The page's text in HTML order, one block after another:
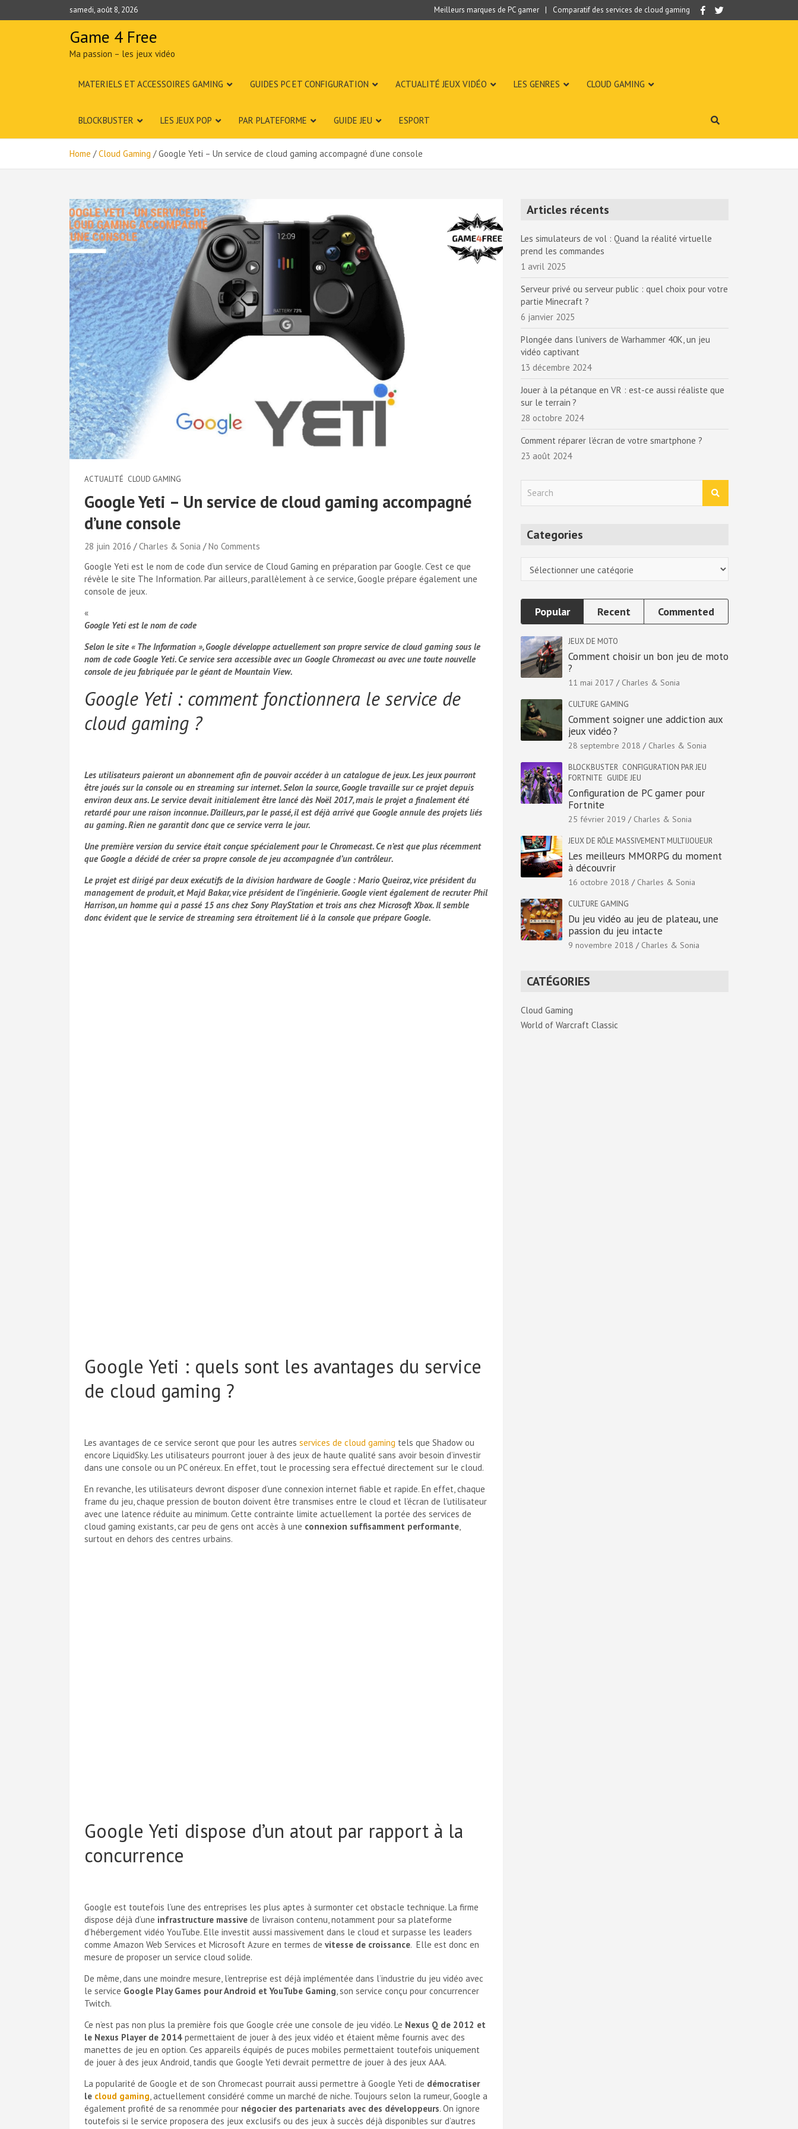
to
samedi, août 8, 2026 Meilleurs marques de PC gamer Comparatif des services de cloud gaming
Game 4 Free
Ma passion – les jeux vidéo
MATERIELS ET ACCESSOIRES GAMING GUIDES PC ET CONFIGURATION ACTUALITÉ JEUX VIDÉO LES GENRES CLOUD GAMING
BLOCKBUSTER LES JEUX POP PAR PLATEFORME GUIDE JEU ESPORT
Home Cloud Gaming Google Yeti – Un service de cloud gaming accompagné d’une console
ACTUALITÉ CLOUD GAMING
Google Yeti – Un service de cloud gaming accompagné
d’une console
28 juin 2016 Charles & Sonia
No Comments
Google Yeti est le nom de code d’un service de Cloud Gaming en préparation par Google. C’est ce que
révèle le site The Information. Par ailleurs, parallèlement à ce service, Google prépare également une
console de jeux.
«
Google Yeti est le nom de code
Selon le site « The Information », Google développe actuellement son propre service de cloud gaming sous le
nom de code Google Yeti. Ce service sera accessible avec un Google Chromecastou avec une toute nouvelle
console de jeu fabriquée par le géant de Mountain View.
Google Yeti : comment fonctionnera le service de
cloud gaming ?
Les utilisateurs paieront un abonnement afin de pouvoir accéder à un catalogue de jeux. Les jeux pourront
être joués sur la console ou en streaming sur internet. Selon la source, Google travaille sur ce projet depuis
environ deux ans. Le service devaitinitialement être lancé dès Noël 2017, mais le projet a finalement été
retardé pour une raison inconnue. D’ailleurs, par le passé, il est déjà arrivé que Google annule des projets liés
au gaming. Rien ne garantit donc que ce service verra le jour.
Une première version du service était conçue spécialement pour le Chromecast. Ce n’est que plus récemment
que Google a décidé de créer sa propre console de jeu accompagnée d’un contrôleur.
Le projet est dirigé pardeux exécutifs de la division hardware de Google : Mario Queiroz, vice président du
management de produit, et Majd Bakar, vice président de l’ingénierie. Google vient également de recruter Phil
Harrison, un homme qui a passé 15 ans chez Sony PlayStation et trois ans chez Microsoft Xbox. Il semble
donc évident que le service de streaming sera étroitement lié à la console que prépare Google.
Google Yeti : quels sont les avantages du service
de cloud gaming ?
Les avantages de ce service seront que pour les autres services de cloud gaming tels que Shadow ou
encore LiquidSky. Les utilisateurs pourront jouer à des jeux de haute qualité sans avoir besoin d’investir
dans une console ou un PC onéreux. En effet, tout le processing sera effectué directement sur le cloud.
En revanche, les utilisateurs devront disposer d’une connexion internet fiable et rapide. En effet, chaque
frame du jeu, chaque pression de bouton doivent être transmises entre le cloud et l’écran de l’utilisateur
avec une latence réduite au minimum. Cette contrainte limite actuellement la portée des services de
cloud gaming existants, car peu de gens ont accès à une connexion suffisamment performante,
surtout en dehors des centres urbains.
Google Yeti dispose d’un atout par rapport à la
concurrence
Google est toutefois l’une des entreprises les plus aptes à surmonter cet obstacle technique. La firme
dispose déjà d’une infrastructure massive de livraison contenu, notamment pour sa plateforme
d’hébergement vidéo YouTube. Elle investit aussi massivement dans le cloud et surpasse les leaders
comme Amazon Web Services et Microsoft Azure en termes de vitesse de croissance. Elle est donc en
mesure de proposer un service cloud solide.
De même, dans une moindre mesure, l’entreprise est déjà implémentée dans l’industrie du jeu vidéo avec
le service Google Play Games pour Android et YouTube Gaming, son service conçu pour concurrencer
Twitch.
Ce n’est pas non plus la première fois que Google crée une console de jeu vidéo. Le Nexus Q de 2012 et
le Nexus Player de 2014 permettaient de jouer à des jeux vidéo et étaient même fournis avec des
manettes de jeu en option. Ces appareils équipés de puces mobiles permettaient toutefois uniquement
de jouer à des jeux Android, tandis que Google Yeti devrait permettre de jouer à des jeux AAA.
La popularité de Google et de son Chromecast pourrait aussi permettre à Google Yeti de démocratiser
le cloud gaming, actuellement considéré comme un marché de niche. Toujours selon la rumeur, Google a
également profité de sa renommée pour négocier des partenariats avec des développeurs. On ignore
toutefois si le service proposera des jeux exclusifs ou des jeux à succès déjà disponibles sur d’autres
Articles récents
Les simulateurs de vol : Quand la réalité virtuelle
prend les commandes
1 avril 2025
Serveur privé ou serveur public : quel choix pour votre
partie Minecraft ?
6 janvier 2025
Plongée dans l’univers de Warhammer 40K, un jeu
vidéo captivant
13 décembre 2024
Jouer à la pétanque en VR : est-ce aussi réaliste que
sur le terrain ?
28 octobre 2024
Comment réparer l’écran de votre smartphone ?
23 août 2024
Categories
Popular Recent Commented
JEUX DE MOTO
Comment choisir un bon jeu de moto
?
11 mai 2017 Charles & Sonia
CULTURE GAMING
Comment soigner une addiction aux
jeux vidéo ?
28 septembre 2018 Charles & Sonia
BLOCKBUSTER CONFIGURATION PAR JEU
FORTNITE GUIDE JEU
Configuration de PC gamer pour
Fortnite
25 février 2019 Charles & Sonia
JEUX DE RÔLE MASSIVEMENT MULTIJOUEUR
Les meilleurs MMORPG du moment
à découvrir
16 octobre 2018 Charles & Sonia
CULTURE GAMING
Du jeu vidéo au jeu de plateau, une
passion du jeu intacte
9 novembre 2018 Charles & Sonia
CATÉGORIES
Cloud Gaming
World of Warcraft Classic